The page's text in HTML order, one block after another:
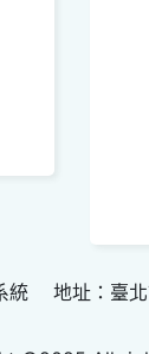
統 地址：臺